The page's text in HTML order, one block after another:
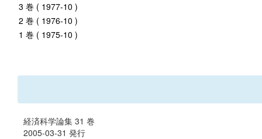
3 巻 ( 1977-10 )
2 巻 ( 1976-10 )
1 巻 ( 1975-10 )
経済科学論集 31 巻
2005-03-31 発行